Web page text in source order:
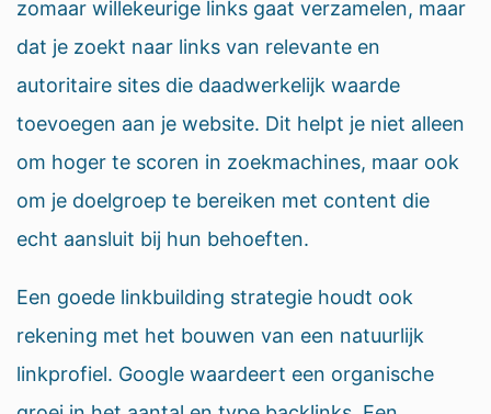
zomaar willekeurige links gaat verzamelen, maar
dat je zoekt naar links van relevante en
autoritaire sites die daadwerkelijk waarde
toevoegen aan je website. Dit helpt je niet alleen
om hoger te scoren in zoekmachines, maar ook
om je doelgroep te bereiken met content die
echt aansluit bij hun behoeften.
Een goede linkbuilding strategie houdt ook
rekening met het bouwen van een natuurlijk
linkprofiel. Google waardeert een organische